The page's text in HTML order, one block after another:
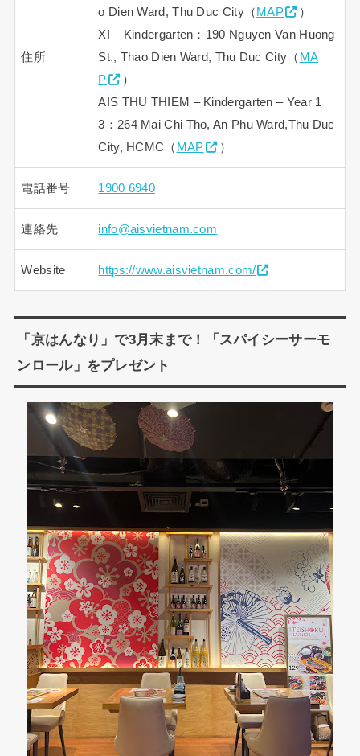
住所
o Dien Ward, Thu Duc City（ MAP
）
XI – Kindergarten：190 Nguyen Van Huong
St., Thao Dien Ward, Thu Duc City（ MA
P
）
AIS THU THIEM – Kindergarten – Year 1
3：264 Mai Chi Tho, An Phu Ward,Thu Duc
City, HCMC（ MAP ）
電話番号 1900 6940
連絡先 info@aisvietnam.com
Website https://www.aisvietnam.com/
「京はんなり」で3月末まで！「スパイシーサーモ
ンロール」をプレゼント